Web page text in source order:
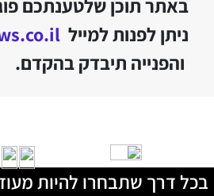
באתר תוכן שלטענתכם
ניתן לפנות למייל
והפנייה תיבדק בהקדם.
בכל דרך שתבחרו להיות